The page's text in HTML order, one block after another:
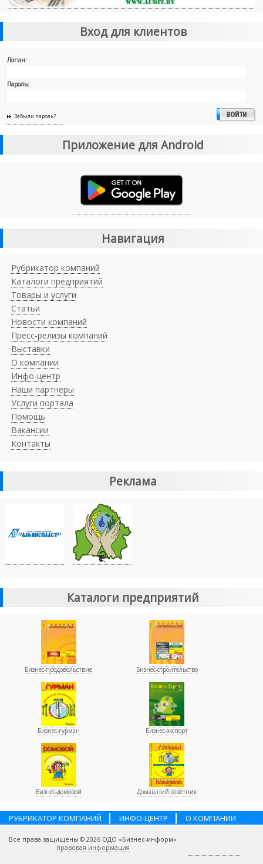
Вход для клиентов
Логин:
Пароль:
Забыли пароль?
Приложение для Android
Навигация
Рубрикатор компаний
Каталоги предприятий
Товары и услуги
Статьи
Новости компаний
Пресс-релизы компаний
Выставки
О компании
Инфо-центр
Наши партнеры
Услуги портала
Помощь
Вакансии
Контакты
Реклама
Каталоги предприятий
Бизнес-продовольствие Бизнес-строительство
Бизнес-гурман Бизнес-экспорт
Бизнес-домовой Домашний советник
РУБРИКАТОР КОМПАНИЙ ИНФО-ЦЕНТР
О КОМПАНИИ
Все права защищены © 2026 ОДО «Бизнес-информ»
правовая информация